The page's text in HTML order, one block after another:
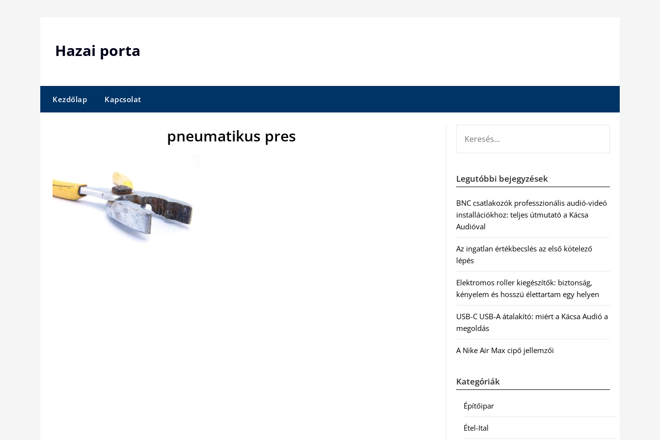
Hazai porta
Kezdőlap Kapcsolat
pneumatikus pres
Legutóbbi bejegyzések
BNC csatlakozók professzionális audió-videó
installációkhoz: teljes útmutató a Kácsa
Audióval
Az ingatlan értékbecslés az első kötelező
lépés
Elektromos roller kiegészítők: biztonság,
kényelem és hosszú élettartam egy helyen
USB-C USB-A átalakító: miért a Kácsa Audió a
megoldás
A Nike Air Max cipő jellemzői
Kategóriák
Építőipar
Étel-Ital